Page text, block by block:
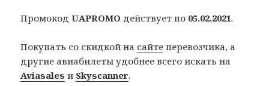
ПромокодUAPROMO действует по 05.02.2021.
Покупать со скидкой на сайте перевозчика, а
другие авиабилеты удобнее всего искать на
Aviasales и Skyscanner.